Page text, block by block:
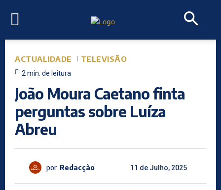
ACTUALIDADE TELEVISÃO
2 min. de leitura
João Moura Caetano finta
perguntas sobre Luíza
Abreu
por Redacção 11 de Julho, 2025